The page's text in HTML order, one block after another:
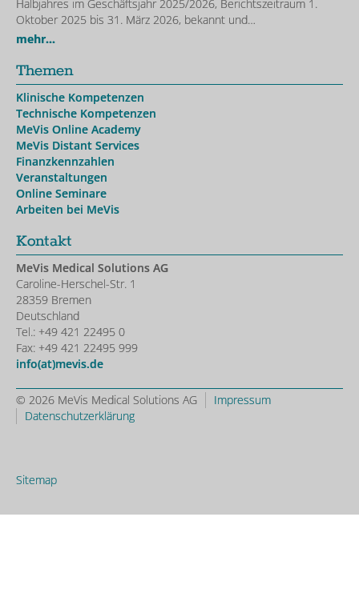
Halbjahres im Geschäftsjahr 2025/2026, Berichtszeitraum 1.
Oktober 2025 bis 31. März 2026, bekannt und…
mehr...
Themen
Klinische Kompetenzen
Technische Kompetenzen
MeVis Online Academy
MeVis Distant Services
Finanzkennzahlen
Veranstaltungen
Online Seminare
Arbeiten bei MeVis
Kontakt
MeVis Medical Solutions AG
Caroline-Herschel-Str. 1
28359 Bremen
Deutschland
Tel.: +49 421 22495 0
Fax: +49 421 22495 999
info(at)mevis.de
© 2026 MeVis Medical Solutions AG
Impressum
Datenschutzerklärung
Sitemap